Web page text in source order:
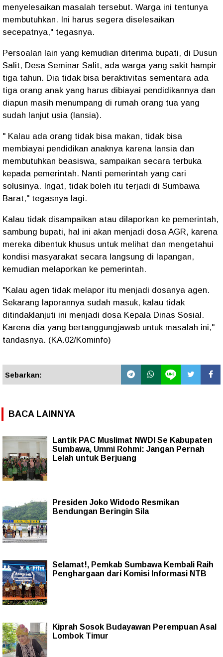
menyelesaikan masalah tersebut. Warga ini tentunya
membutuhkan. Ini harus segera diselesaikan
secepatnya," tegasnya.
Persoalan lain yang kemudian diterima bupati, di Dusun
Salit, Desa Seminar Salit, ada warga yang sakit hampir
tiga tahun. Dia tidak bisa beraktivitas sementara ada
tiga orang anak yang harus dibiayai pendidikannya dan
diapun masih menumpang di rumah orang tua yang
sudah lanjut usia (lansia).
" Kalau ada orang tidak bisa makan, tidak bisa
membiayai pendidikan anaknya karena lansia dan
membutuhkan beasiswa, sampaikan secara terbuka
kepada pemerintah. Nanti pemerintah yang cari
solusinya. Ingat, tidak boleh itu terjadi di Sumbawa
Barat," tegasnya lagi.
Kalau tidak disampaikan atau dilaporkan ke pemerintah,
sambung bupati, hal ini akan menjadi dosa AGR, karena
mereka dibentuk khusus untuk melihat dan mengetahui
kondisi masyarakat secara langsung di lapangan,
kemudian melaporkan ke pemerintah.
"Kalau agen tidak melapor itu menjadi dosanya agen.
Sekarang laporannya sudah masuk, kalau tidak
ditindaklanjuti ini menjadi dosa Kepala Dinas Sosial.
Karena dia yang bertanggungjawab untuk masalah ini,"
tandasnya. (KA.02/Kominfo)
Sebarkan:
BACA LAINNYA
Lantik PAC Muslimat NWDI Se Kabupaten
Sumbawa, Ummi Rohmi: Jangan Pernah
Lelah untuk Berjuang
Presiden Joko Widodo Resmikan
Bendungan Beringin Sila
Selamat!, Pemkab Sumbawa Kembali Raih
Penghargaan dari Komisi Informasi NTB
Kiprah Sosok Budayawan Perempuan Asal
Lombok Timur